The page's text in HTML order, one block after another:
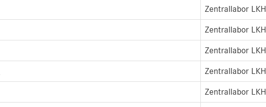
Zentrallabor LKH
Zentrallabor LKH
Zentrallabor LKH
Zentrallabor LKH
Zentrallabor LKH